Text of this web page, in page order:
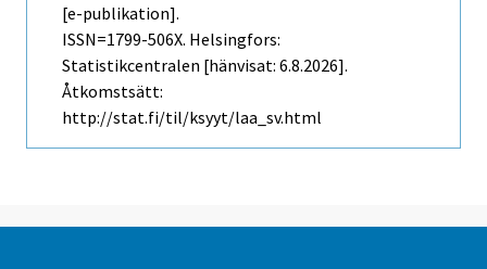
[e-publikation].
ISSN=1799-506X. Helsingfors:
Statistikcentralen [hänvisat: 6.8.2026].
Åtkomstsätt:
http://stat.fi/til/ksyyt/laa_sv.html